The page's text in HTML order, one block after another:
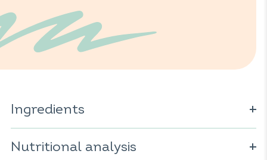
Ingredients
cellulose) ; vitamine C ; hydrolysat de collagène
de
; hyaluronate de sodium ; vitamine E ;
Nutritional analysis